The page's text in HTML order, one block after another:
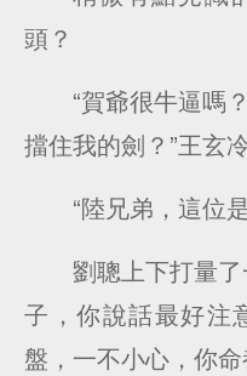
頭？
“賀爺很牛逼嗎
擋住我的劍？”王玄
“陸兄弟，這位
劉聰上下打量
子，你說話最好注
盤，一不小心，你命